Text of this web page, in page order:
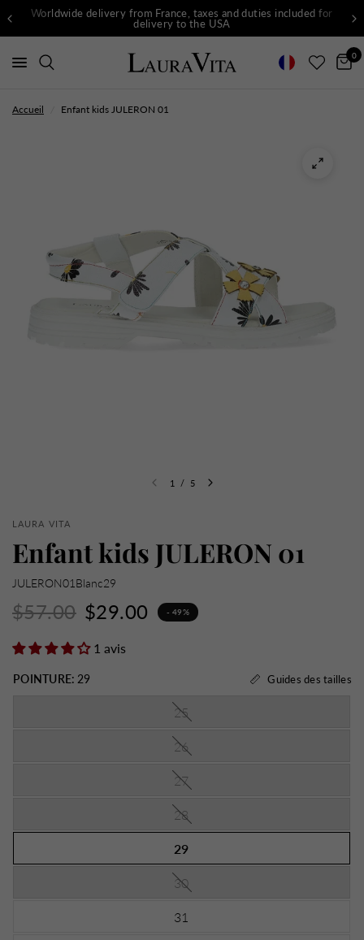
Worldwide delivery from France, taxes and duties included for
delivery to the USA
0
Accueil Enfant kids JULERON 01
1 / 5
LAURA VITA
Enfant kids JULERON 01
JULERON01Blanc29
$57.00 $29.00 - 49%
1 avis
POINTURE: 29 Guides des tailles
25
26
27
28
29
30
31